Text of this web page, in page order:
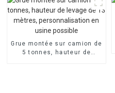
caisse de chargement
personnalisée
Grue montée sur camion de
5 tonnes, hauteur de